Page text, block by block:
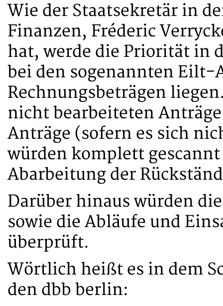
Wie der Staatsekretär in
Finanzen, Fréderic
hat, werde die Priorität in
bei den sogenannten Eilt-
Rechnungsbeträgen
nicht bearbeiteten
Anträge (sofern es sich
würden komplett
Abarbeitung der
Darüber hinaus würden
sowie die Abläufe und
überprüft.
Wörtlich heißt es in dem
den dbb berlin: